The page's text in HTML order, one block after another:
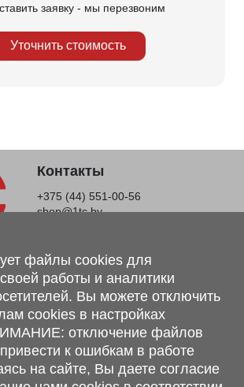
заявку - мы перезвоним
Уточнить стоимость
Контакты
+375 (44) 551-00-56
shop@1tc.by
н, п. Привольный, ул. Мира, 20А,
Рябцева, 108 В, 224701
что вся предоставленная на сайте
комплектаций, технических
сочетаний, а также стоимости и
файлы cookies для
работы и аналитики
Вы можете отключить
cookies в настройках
отключение файлов
к ошибкам в работе
на сайте, Вы даете согласие